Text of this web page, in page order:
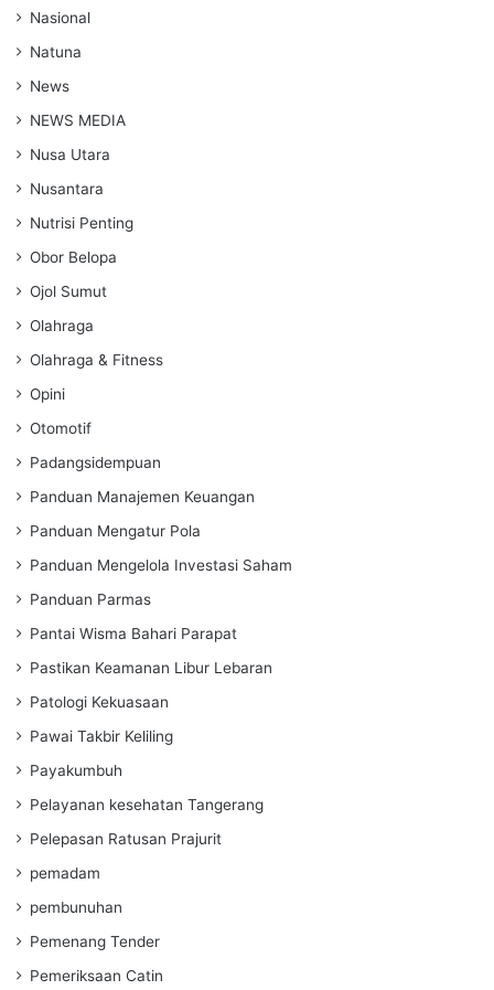
Nasional
Natuna
News
NEWS MEDIA
Nusa Utara
Nusantara
Nutrisi Penting
Obor Belopa
Ojol Sumut
Olahraga
Olahraga & Fitness
Opini
Otomotif
Padangsidempuan
Panduan Manajemen Keuangan
Panduan Mengatur Pola
Panduan Mengelola Investasi Saham
Panduan Parmas
Pantai Wisma Bahari Parapat
Pastikan Keamanan Libur Lebaran
Patologi Kekuasaan
Pawai Takbir Keliling
Payakumbuh
Pelayanan kesehatan Tangerang
Pelepasan Ratusan Prajurit
pemadam
pembunuhan
Pemenang Tender
Pemeriksaan Catin